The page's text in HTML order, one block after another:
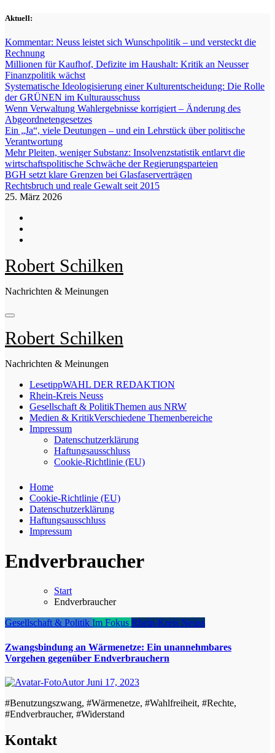
Zum
springen
Aktuell:
Kommentar: Neuss leistet sich Wunschpolitik – und versteckt die
Rechnung
Millionen für Kaufhof, Defizite im Haushalt: Kritik an Neusser
Finanzpolitik wächst
Systematische Ideologisierung einer Kulturentscheidung: Die Rolle
der GRÜNEN im Kulturausschuss
Wenn Verwaltung Wahlergebnisse korrigiert – Änderung des
Abgeordnetengesetzes
Ein „Ja“, viele Deutungen – und ein Lehrstück über politische
Verantwortung
Mehr Pleiten, weniger Substanz: Insolvenzstatistik entlarvt die
wirtschaftspolitische Schwäche der Regierungsparteien
BGH setzt klare Grenzen bei Glasfaserverträgen
Rechtsbruch und reale Gewalt seit 2015
25. März 2026
Robert Schilken
Nachrichten & Meinungen
Robert Schilken
Nachrichten & Meinungen
LesetippWAHL DER REDAKTION
Rhein-Kreis Neuss
Gesellschaft & PolitikThemen aus NRW
Medien & KritikVerschiedene Themenbereiche
Impressum
Datenschutzerklärung
Haftungsausschluss
Cookie-Richtlinie (EU)
Home
Cookie-Richtlinie (EU)
Datenschutzerklärung
Haftungsausschluss
Impressum
Endverbraucher
Start
Endverbraucher
Gesellschaft & Politik Im Fokus Rhein-Kreis Neuss
Zwangsbindung an Wärmenetze: Ein unannehmbares
Vorgehen gegenüber Endverbrauchern
AutorJuni 17, 2023
#Benutzungszwang, #Wärmenetze, #Wahlfreiheit, #Rechte,
#Endverbraucher, #Widerstand
Kontakt